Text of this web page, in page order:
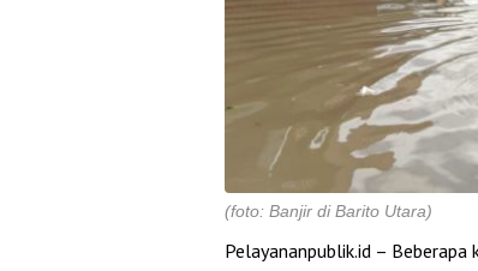
(foto: Banjir di Barito Utara)
Pelayananpublik.id –